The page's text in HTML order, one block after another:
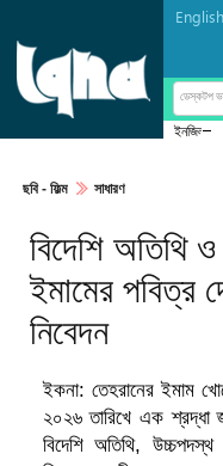
English
ডেস্কটপ
ইনজিল
ছবি‎ - ফিল্ম সাধারণ
বিদেশি অতিথি
ইমামের পবিত্র
নিবেদন
ইকনা: তেহরানের ইমাম
২০২৬ তারিখে এক শ্রদ্ধা
বিদেশি অতিথি,